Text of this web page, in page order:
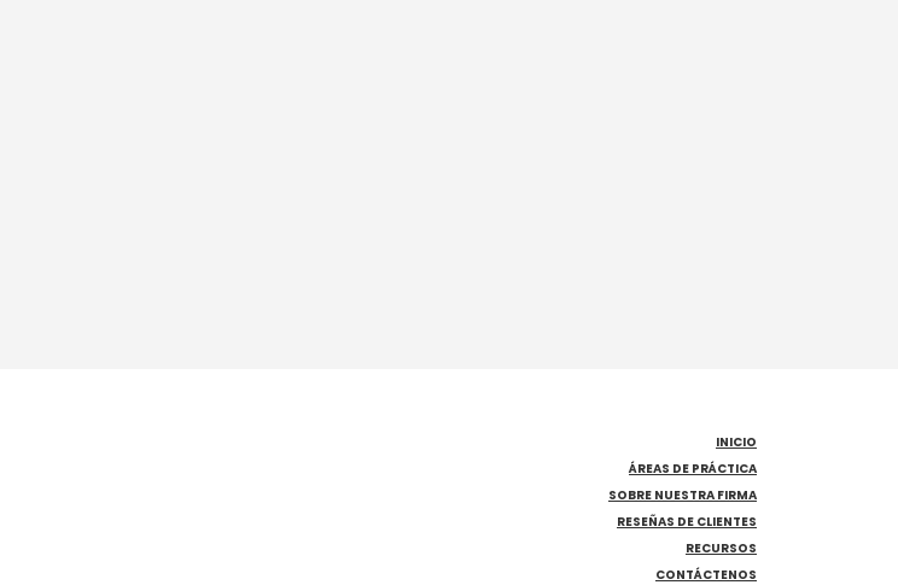
INICIO
ÁREAS DE PRÁCTICA
SOBRE NUESTRA FIRMA
RESEÑAS DE CLIENTES
RECURSOS
CONTÁCTENOS